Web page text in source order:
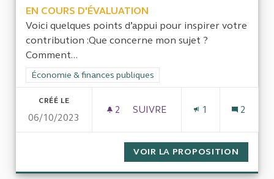
EN COURS D'ÉVALUATION
Voici quelques points d’appui pour inspirer votre
contribution :Que concerne mon sujet ?
Comment...
Filtrer les résultats de la catégorie : Économie & finances
Économie & finances publiques
CRÉÉ LE
06/10/2023
2 2 ABONNÉS
SUIVRE
1 2
VOIR LA PROPOSITION